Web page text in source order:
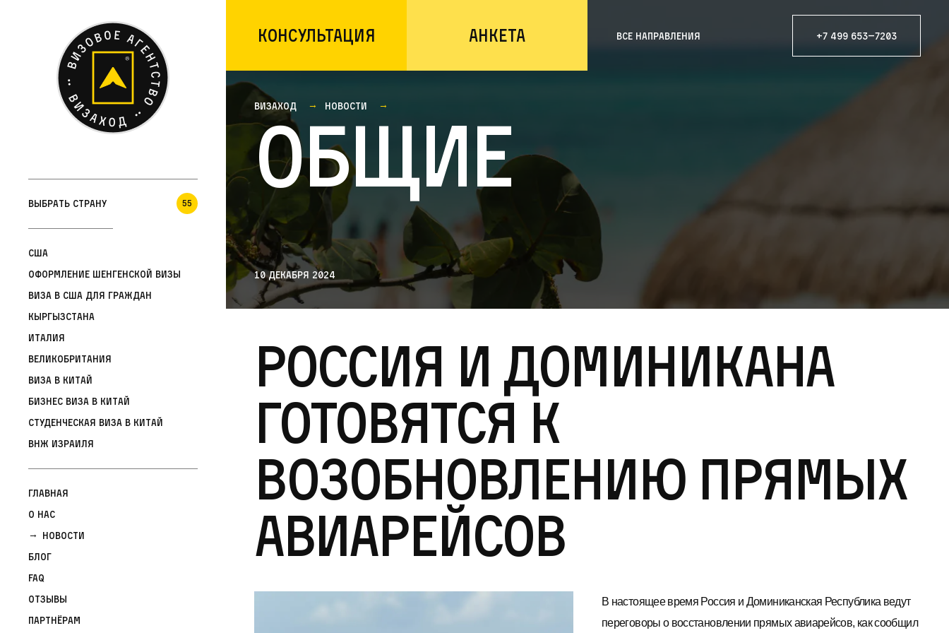
Консультация Анкета Все направления +7 499 653—7203
Выбрать страну 55
США
Оформление шенгенской визы
Виза в США для граждан
Кыргызстана
Италия
Великобритания
Виза в Китай
Бизнес виза в Китай
Студенческая виза в Китай
ВНЖ Израиля
Главная
О нас
Новости
Блог
FAQ
Отзывы
Партнёрам
Визаход Новости
Общие
10 декабря 2024
Россия и Доминикана
готовятся к
возобновлению прямых
авиарейсов
В настоящее время Россия и Доминиканская Республика ведут
переговоры о восстановлении прямых авиарейсов, как сообщил